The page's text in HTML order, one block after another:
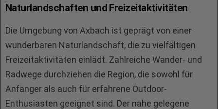
Naturlandschaften und Freizeitaktivitäten
Die Umgebung von Axbach ist geprägt von einer
wunderbaren Naturlandschaft, die zu vielfältigen
Freizeitaktivitäten einlädt. Zahlreiche Wander- und
Radwege durchziehen die Region, die sowohl für
Anfänger als auch für erfahrene Outdoor-
Enthusiasten geeignet sind. Der nahe gelegene